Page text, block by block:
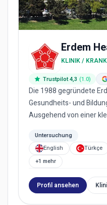
Erdem
KLINIK /
Trustpilot 4,3 (1.0)
Die 1988 gegründete
Gesundheits- und
Ausgehend von einer
Untersuchung
English
Türkçe
+1 mehr
Profil ansehen